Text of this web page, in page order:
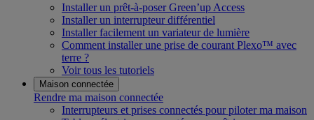
Installer un prêt-à-poser Green’up Access
Installer un interrupteur différentiel
Installer facilement un variateur de lumière
Comment installer une prise de courant Plexo™ avec
terre ?
Voir tous les tutoriels
Maison connectée
Rendre ma maison connectée
Interrupteurs et prises connectés pour piloter ma maison